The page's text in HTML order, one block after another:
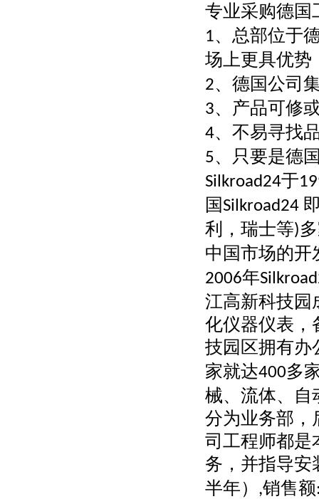
专业采购德国
1、总部位于
场上更具优势
2、德国公司
3、产品可修
4、不易寻找
5、只要是德
Silkroad24于
国 Silkroad24
利，瑞士等)
中国市场的开
2006年
江高新科技园
化仪器仪表，
技园区拥有办
家就达400多
械、流体、自
分为业务部，
司工程师都是
务，并指导安
半年） ,销售额